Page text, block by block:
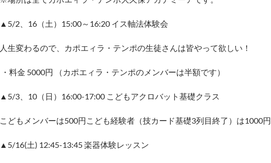
▲5/2、16（土）15:00～16:20 イス軸法体験会
人生変わるので、カポエィラ・テンポの生徒さんは皆やって欲しい！
・料金 5000円 （カポエィラ・テンポのメンバーは半額です）
▲5/3、10（日）16:00-17:00 こどもアクロバット基礎クラス
こどもメンバーは500円こども経験者（技カード基礎3列目終了）は1000円
▲5/16(土) 12:45-13:45 楽器体験レッスン